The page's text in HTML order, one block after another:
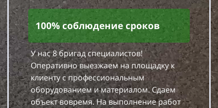
100% соблюдение сроков
У нас 8 бригад специалистов!
Оперативно выезжаем на площадку к
клиенту с профессиональным
оборудованием и материалом. Сдаем
объект вовремя. На выполнение работ